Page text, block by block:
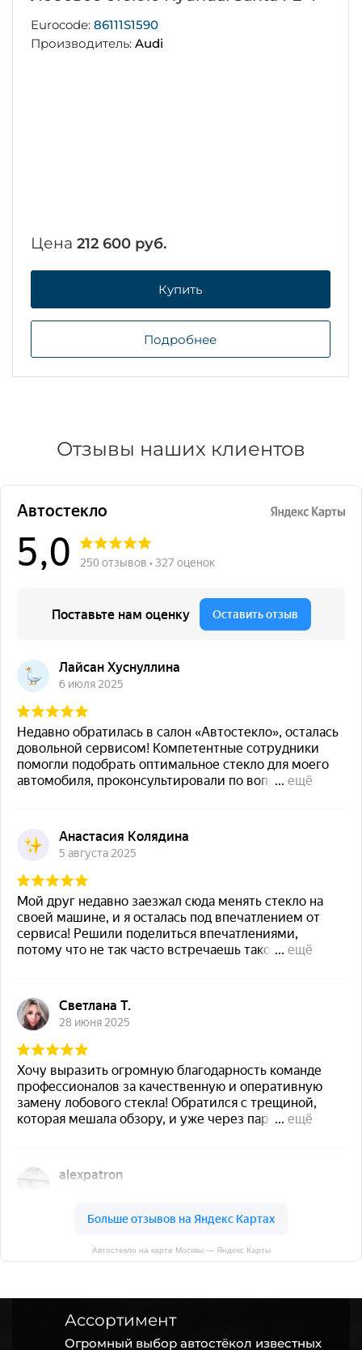
Eurocode:86111S1590
Производитель:Audi
Цена212 600 руб.
Купить
Подробнее
Отзывы наших клиентов
Автостекло на карте Москвы — Яндекс Карты
Ассортимент
Огромный выбор автостёкол известных